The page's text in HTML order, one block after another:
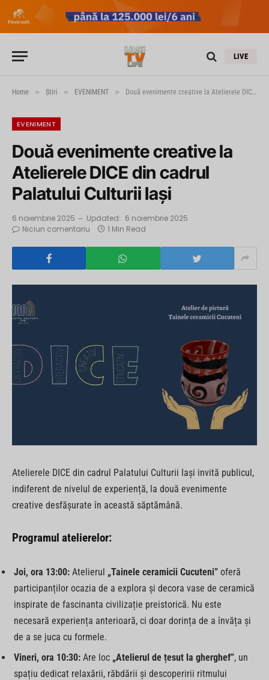
LIVE
Home » Știri » EVENIMENT » Două evenimente creative la Atelierele DICE din cadrul Palatului Culturii Iași
EVENIMENT
Două evenimente creative la
Atelierele DICE din cadrul
Palatului Culturii Iași
6 noiembrie 2025 Updated: 6 noiembrie 2025
Niciun comentariu
1 Min Read
Atelierele DICE din cadrul Palatului Culturii Iași invită publicul,
indiferent de nivelul de experiență, la două evenimente
creative desfășurate în această săptămână.
Programul atelierelor:
Joi, ora 13:00: Atelierul „Tainele ceramicii Cucuteni” oferă
participanților ocazia de a explora și decora vase de ceramică
inspirate de fascinanta civilizație preistorică. Nu este
necesară experiența anterioară, ci doar dorința de a învăța și
de a se juca cu formele.
Vineri, ora 10:30: Are loc „Atelierul de țesut la gherghef”, un
spațiu dedicat relaxării, răbdării și descoperirii ritmului